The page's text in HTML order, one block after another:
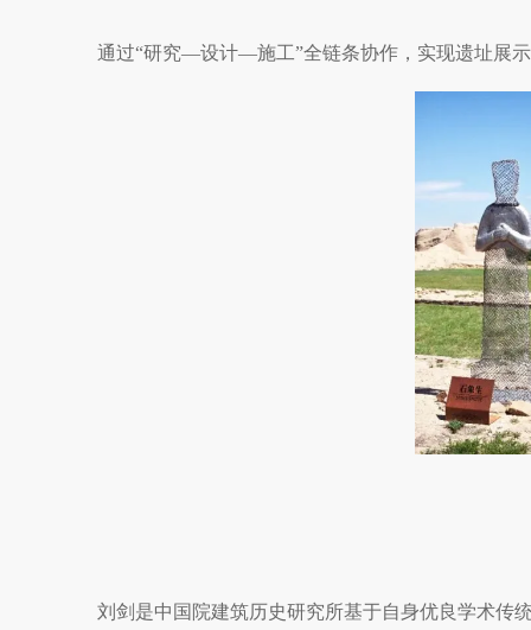
通过“研究—设计—施工”全链条协作，实现遗址展
刘剑是中国院建筑历史研究所基于自身优良学术传